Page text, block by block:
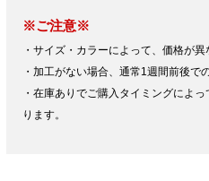
※ご注意※
・サイズ・カラーによって、価格が異
・加工がない場合、通常1週間前後で
・在庫ありでご購入タイミングによ
ります。